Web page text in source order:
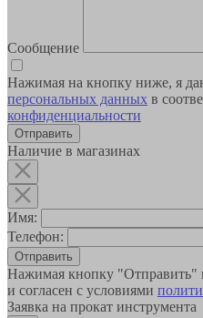
Сообщение
Нажимая на кнопку ниже, я
персональных данных в
конфиденциальности
Наличие в магазинах
Имя:
Телефон:
Отправить
Нажимая кнопку "Отправить"
и согласен с условиями
Заявка на прокат инструмента